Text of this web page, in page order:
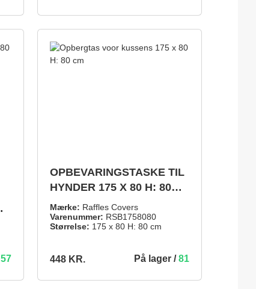
283 KR. TILFØJ TIL INDKØBSKURV
af 5 stjerner
57
OPBEVARINGSTASKE TIL
HYNDER 175 X 80 H: 80
CM
Mærke: Raffles Covers
Varenummer: RSB1758080
Størrelse: 175 x 80 H: 80 cm
448 KR. På lager /81